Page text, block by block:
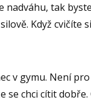
tak
Když cvičíte
v gymu. Není
se chci cítit